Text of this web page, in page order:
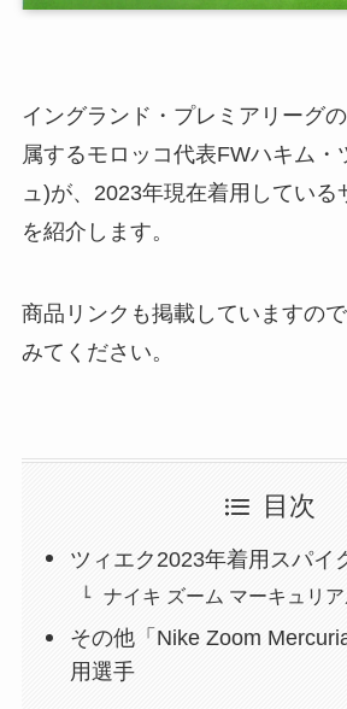
イングランド・プレミアリーグ
属するモロッコ代表FWハキム・
ュ)が、2023年現在着用している
を紹介します。
商品リンクも掲載していますの
みてください。
目次
ツィエク2023年着用スパイ
ナイキ ズーム マーキュリ
その他「Nike Zoom
用選手